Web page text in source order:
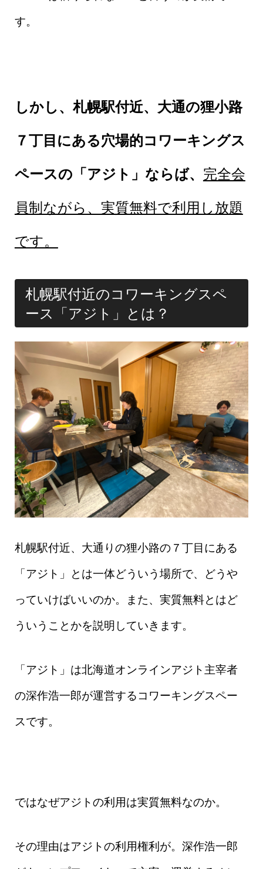
す。
しかし、札幌駅付近、大通の狸小路
７丁目にある穴場的コワーキングス
ペースの「アジト」ならば、 完全会
員制ながら、実質無料で利用し放題
です。
札幌駅付近のコワーキングスペ
ース「アジト」とは？
札幌駅付近、大通りの狸小路の７丁目にある
「アジト」とは一体どういう場所で、どうや
っていけばいいのか。また、実質無料とはど
ういうことかを説明していきます。
「アジト」は北海道オンラインアジト主宰者
の深作浩一郎が運営するコワーキングスペー
スです。
ではなぜアジトの利用は実質無料なのか。
その理由はアジトの利用権利が。深作浩一郎